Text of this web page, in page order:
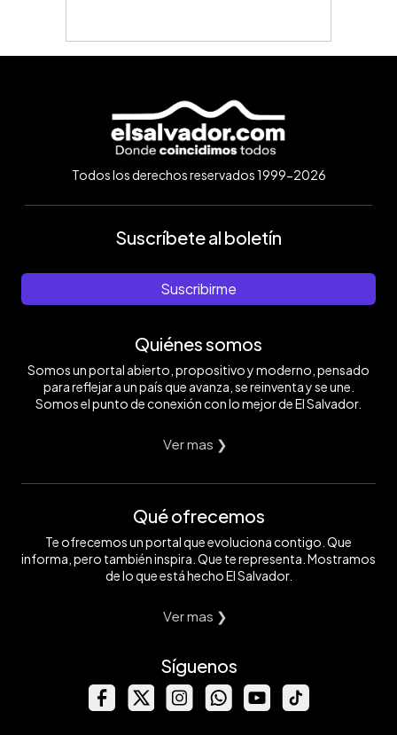
Todos los derechos reservados 1999-2026
Suscríbete al boletín
Suscribirme
Quiénes somos
Somos un portal abierto, propositivo y moderno, pensado
para reflejar a un país que avanza, se reinventa y se une.
Somos el punto de conexión con lo mejor de El Salvador.
Ver mas ❯
Qué ofrecemos
Te ofrecemos un portal que evoluciona contigo. Que
informa, pero también inspira. Que te representa. Mostramos
de lo que está hecho El Salvador.
Ver mas ❯
Síguenos